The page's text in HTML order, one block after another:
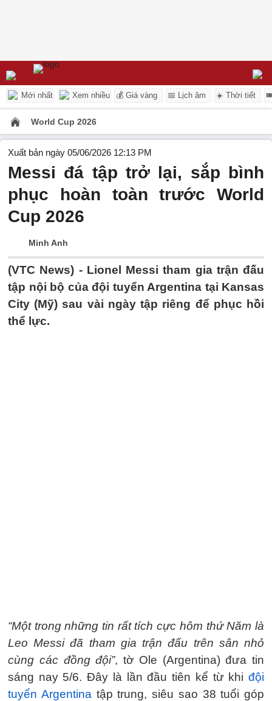
Mới nhất Xem nhiều 💰 Giá vàng 📅 Lịch âm ☀️ Thời tiết
World Cup 2026
Xuất bản ngày 05/06/2026 12:13 PM
Messi đá tập trở lại, sắp bình
phục hoàn toàn trước World
Cup 2026
Minh Anh
(VTC News) - Lionel Messi tham gia trận đấu
tập nội bộ của đội tuyển Argentina tại Kansas
City (Mỹ) sau vài ngày tập riêng để phục hồi
thể lực.
“Một trong những tin rất tích cực hôm thứ Năm là
Leo Messi đã tham gia trận đấu trên sân nhỏ
cùng các đồng đội”, tờ Ole (Argentina) đưa tin
sáng nay 5/6. Đây là lần đầu tiên kể từ khi đội
tuyển Argentina tập trung, siêu sao 38 tuổi góp